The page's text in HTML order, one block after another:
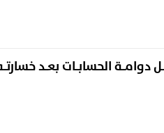
الحسابــات بعــد